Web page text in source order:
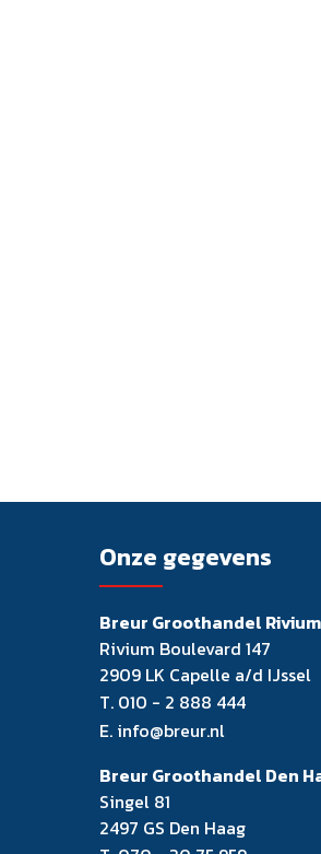
Onze gegevens
Breur Groothandel Rivium
Rivium Boulevard 147
2909 LK Capelle a/d IJssel
T. 010 - 2 888 444
E. info@breur.nl
Breur Groothandel Den
Singel 81
2497 GS Den Haag